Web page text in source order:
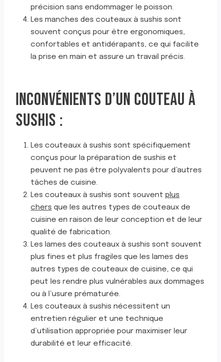
précision sans endommager le poisson.
Les manches des couteaux à sushis sont
souvent conçus pour être ergonomiques,
confortables et antidérapants, ce qui facilite
la prise en main et assure un travail précis.
INCONVÉNIENTS D’UN COUTEAU À
SUSHIS :
Les couteaux à sushis sont spécifiquement
conçus pour la préparation de sushis et
peuvent ne pas être polyvalents pour d’autres
tâches de cuisine.
Les couteaux à sushis sont souvent plus
chers que les autres types de couteaux de
cuisine en raison de leur conception et de leur
qualité de fabrication.
Les lames des couteaux à sushis sont souvent
plus fines et plus fragiles que les lames des
autres types de couteaux de cuisine, ce qui
peut les rendre plus vulnérables aux dommages
ou à l’usure prématurée.
Les couteaux à sushis nécessitent un
entretien régulier et une technique
d’utilisation appropriée pour maximiser leur
durabilité et leur efficacité.